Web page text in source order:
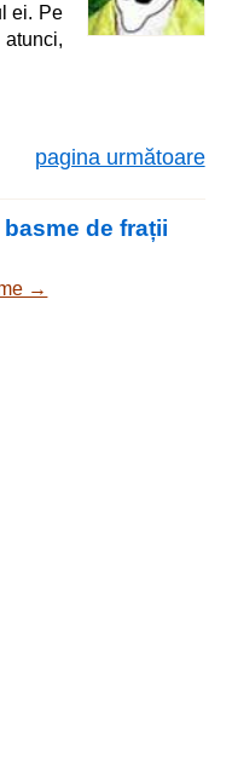
ei. Pe
toţi
cum
după
pagina următoare
de frații
→